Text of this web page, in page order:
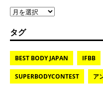
タグ
BEST BODY JAPAN IFBB
SUPERBODYCONTEST ア